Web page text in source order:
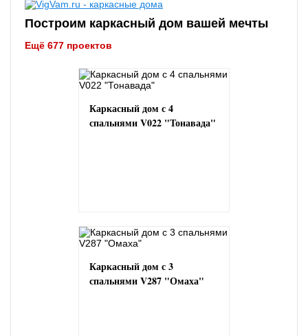
Построим каркасный дом вашей мечты
Ещё 677 проектов
Каркасный дом с 4
спальнями V022 "Тонавада"
Каркасный дом с 3
спальнями V287 "Омаха"